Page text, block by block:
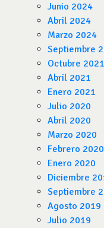
Junio 2024
Abril 2024
Marzo 2024
Septiembre
Octubre 2021
Abril 2021
Enero 2021
Julio 2020
Abril 2020
Marzo 2020
Febrero 2020
Enero 2020
Diciembre
Septiembre
Agosto 2019
Julio 2019